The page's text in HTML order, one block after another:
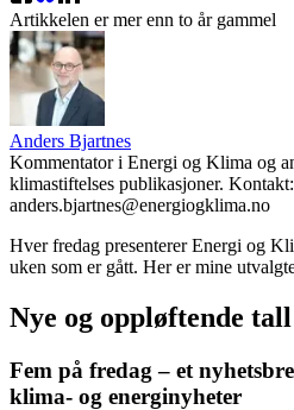
Artikkelen er mer enn to år gammel
Anders Bjartnes
Kommentator i Energi og Klima og
klimastiftelses publikasjoner. Kontakt:
anders.bjartnes@energiogklima.no
Hver fredag presenterer Energi og
uken som er gått. Her er mine
Nye og oppløftende
Fem på fredag – et
klima- og energinyheter